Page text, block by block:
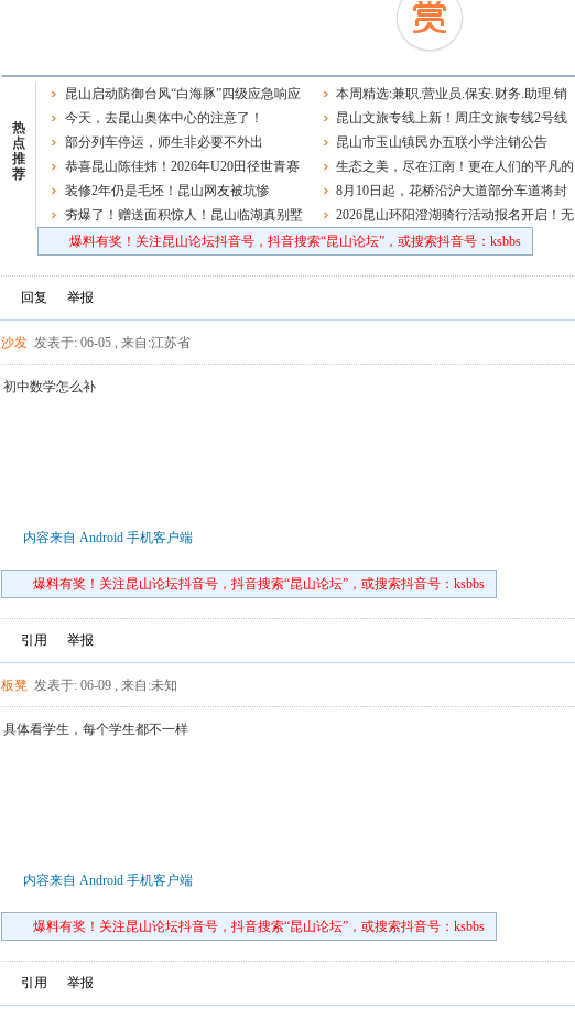
热
点
推
荐
昆山启动防御台风“白海豚”四级应急响应
今天，去昆山奥体中心的注意了！
部分列车停运，师生非必要不外出
恭喜昆山陈佳炜！2026年U20田径世青赛
男子链球决赛夺冠
装修2年仍是毛坯！昆山网友被坑惨
夯爆了！赠送面积惊人！昆山临湖真别墅
炸场
本周精选:兼职.营业员.保安.财务.助理.销
售.品管主管.钳工.学徒.电工.前台.老师~
昆山文旅专线上新！周庄文旅专线2号线
正式开通运营
昆山市玉山镇民办五联小学注销公告
生态之美，尽在江南！更在人们的平凡的
日常中
8月10日起，花桥沿沪大道部分车道将封
闭施工，双向通行照常
2026昆山环阳澄湖骑行活动报名开启！无
车日，趣骑行！
爆料有奖！关注昆山论坛抖音号，抖音搜索“昆山论坛”，或搜索抖音号：ksbbs
回复 举报
沙发 发表于: 06-05 , 来自:江苏省
初中数学怎么补
内容来自 Android 手机客户端
爆料有奖！关注昆山论坛抖音号，抖音搜索“昆山论坛”，或搜索抖音号：ksbbs
引用 举报
板凳 发表于: 06-09 , 来自:未知
具体看学生，每个学生都不一样
内容来自 Android 手机客户端
爆料有奖！关注昆山论坛抖音号，抖音搜索“昆山论坛”，或搜索抖音号：ksbbs
引用 举报